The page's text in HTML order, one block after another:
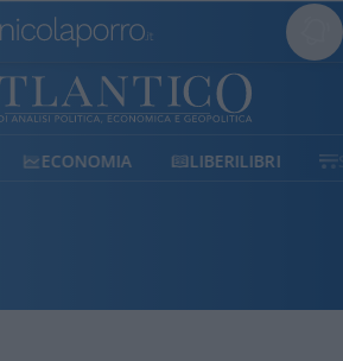
LIBERILIBRI SHOP SOSTIENICI